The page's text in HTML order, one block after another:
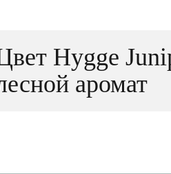
Hygge
аромат